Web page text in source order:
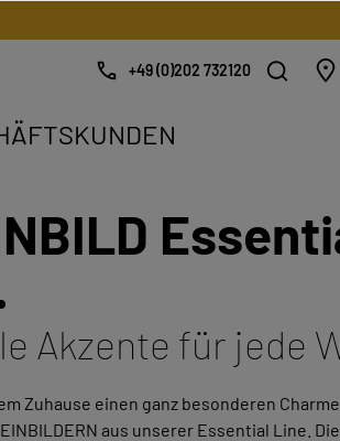
+49 (0)202 732120
Akzente für jede
Zuhause einen ganz besonderen
aus unserer Essential Line.